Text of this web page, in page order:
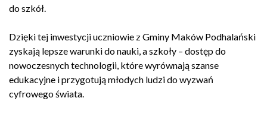
do szkół.
Dzięki tej inwestycji uczniowie z Gminy Maków Podhalański
zyskają lepsze warunki do nauki, a szkoły – dostęp do
nowoczesnych technologii, które wyrównają szanse
edukacyjne i przygotują młodych ludzi do wyzwań
cyfrowego świata.